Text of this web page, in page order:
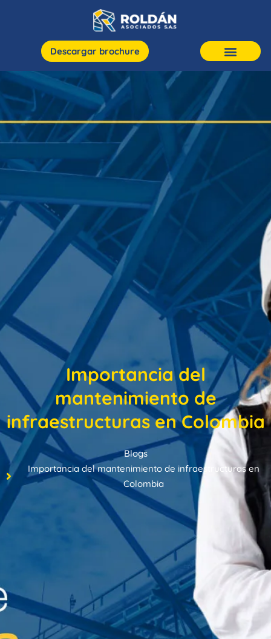
Descargar brochure
Importancia del
mantenimiento de
infraestructuras en Colombia
Blogs
Importancia del mantenimiento de infraestructuras en
Colombia